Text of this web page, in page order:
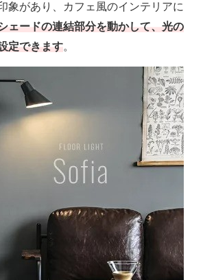
象があり、カフェ風のインテリアに
ェードの連結部分を動かして、光の
定できます。